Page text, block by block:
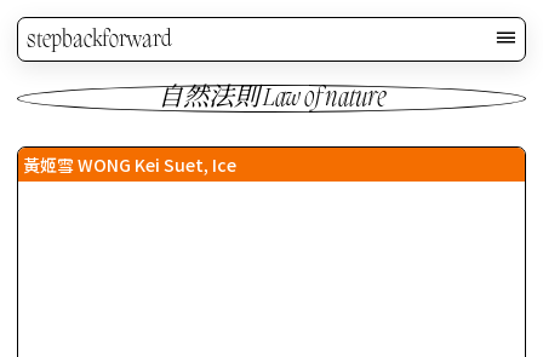
stepbackforward
自然法則 Law of nature
黃姬雪 WONG Kei Suet, Ice